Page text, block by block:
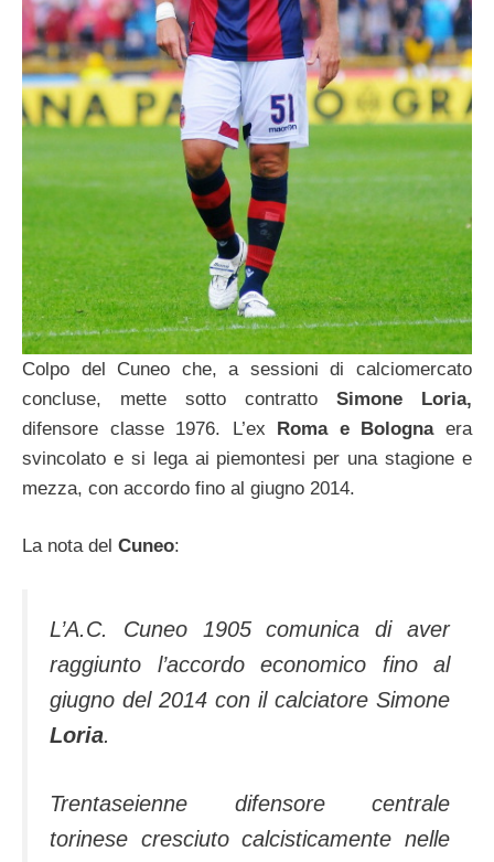
Colpo del Cuneo che, a sessioni di calciomercato
concluse, mette sotto contratto Simone Loria,
difensore classe 1976. L’ex Roma e Bolognaera
svincolato e si lega ai piemontesi per una stagione e
mezza, con accordo fino al giugno 2014.
La nota del Cuneo:
L’A.C. Cuneo 1905 comunica di aver
raggiunto l’accordo economico fino al
giugno del 2014 con il calciatore Simone
Loria.
Trentaseienne difensore centrale
torinese cresciuto calcisticamente nelle